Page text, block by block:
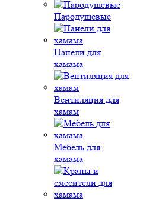
Пародушевые
Панели для
хамама
Вентиляция для
хамам
Мебель для
хамама